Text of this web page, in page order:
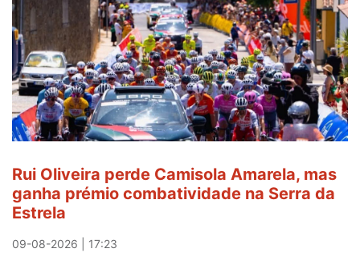
Rui Oliveira perde Camisola Amarela, mas
ganha prémio combatividade na Serra da
Estrela
09-08-2026 | 17:23